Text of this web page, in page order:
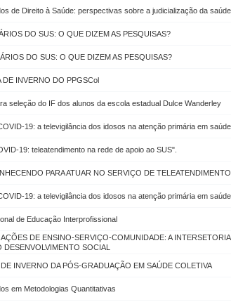
de Direito à Saúde: perspectivas sobre a judicialização da saúde
DO SUS: O QUE DIZEM AS PESQUISAS?
DO SUS: O QUE DIZEM AS PESQUISAS?
DE INVERNO DO PPGSCol
seleção do IF dos alunos da escola estadual Dulce Wanderley
19: a televigilância dos idosos na atenção primária em saúde.
19: teleatendimento na rede de apoio ao SUS".
PARA ATUAR NO SERVIÇO DE
19: a televigilância dos idosos na atenção primária em saúde.
de Educação Interprofissional
DE ENSINO-SERVIÇO-COMUNIDADE: A
DESENVOLVIMENTO SOCIAL
INVERNO DA PÓS-GRADUAÇÃO EM SAÚDE COLETIVA
em Metodologias Quantitativas